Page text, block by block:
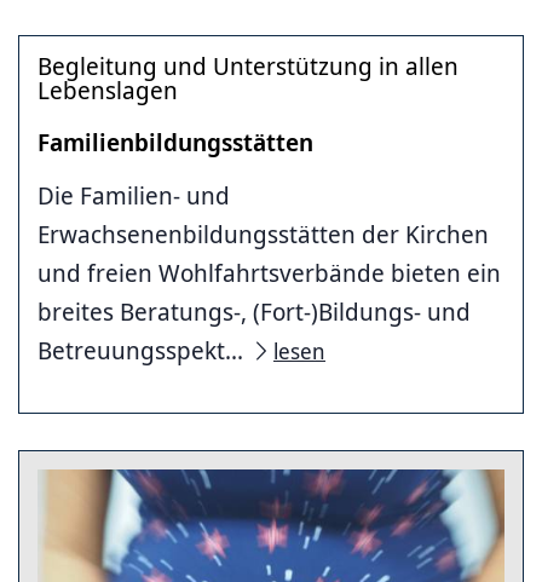
Begleitung und Unterstützung in allen
Lebenslagen
Familienbildungsstätten
Die Familien- und
Erwachsenenbildungsstätten der Kirchen
und freien Wohlfahrtsverbände bieten ein
breites Beratungs-, (Fort-)Bildungs- und
Betreuungsspekt...
lesen